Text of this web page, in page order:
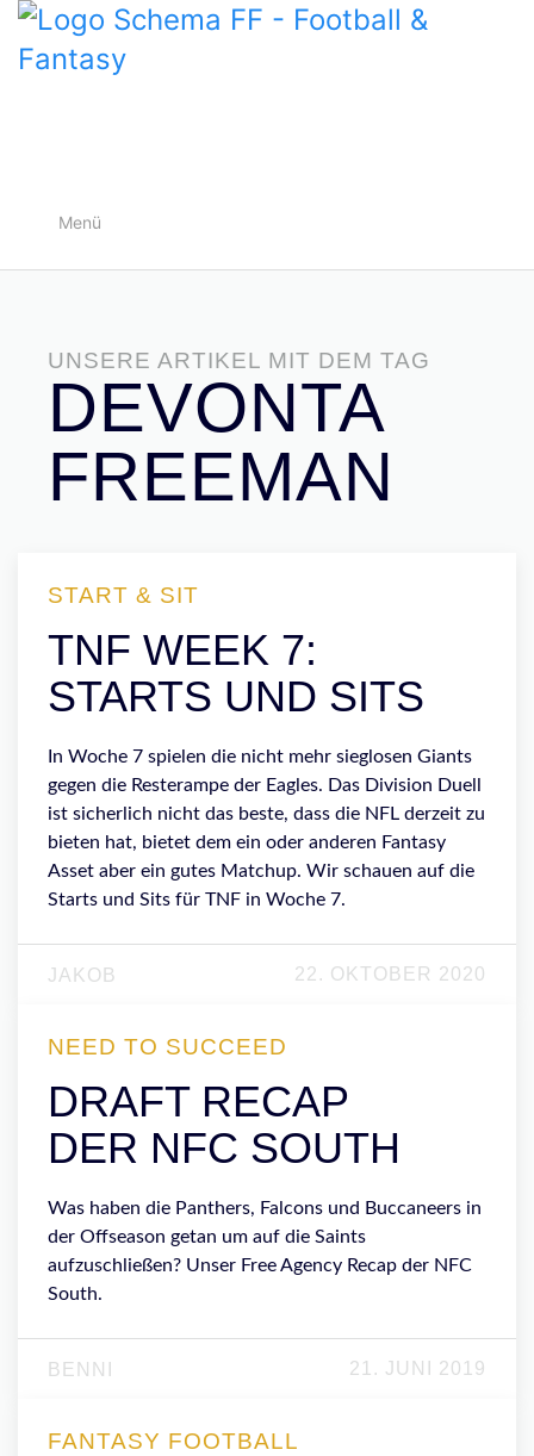
Menü
UNSERE ARTIKEL MIT DEM TAG
DEVONTA
FREEMAN
START & SIT
TNF WEEK 7:
STARTS UND SITS
In Woche 7 spielen die nicht mehr sieglosen Giants
gegen die Resterampe der Eagles. Das Division Duell
ist sicherlich nicht das beste, dass die NFL derzeit zu
bieten hat, bietet dem ein oder anderen Fantasy
Asset aber ein gutes Matchup. Wir schauen auf die
Starts und Sits für TNF in Woche 7.
JAKOB 22. OKTOBER 2020
NEED TO SUCCEED
DRAFT RECAP
DER NFC SOUTH
Was haben die Panthers, Falcons und Buccaneers in
der Offseason getan um auf die Saints
aufzuschließen? Unser Free Agency Recap der NFC
South.
BENNI 21. JUNI 2019
FANTASY FOOTBALL